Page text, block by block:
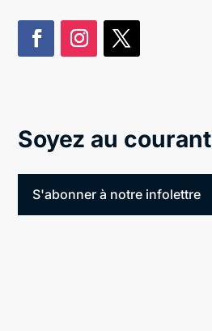
Soyez au courant
S'abonner à notre infolettre